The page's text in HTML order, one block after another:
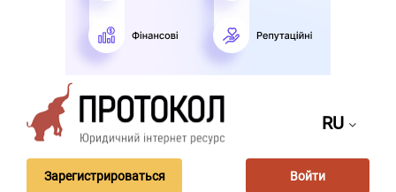
RU
Зарегистрироваться Войти